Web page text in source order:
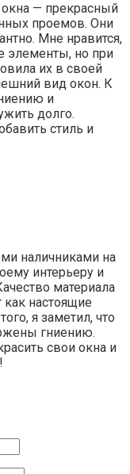
— прекрасный
проемов. Они
Мне нравится,
элементы, но при
их в своей
вид окон. К
и
долго.
стиль и
наличниками на
интерьеру и
материала
настоящие
я заметил, что
гниению.
свои окна и